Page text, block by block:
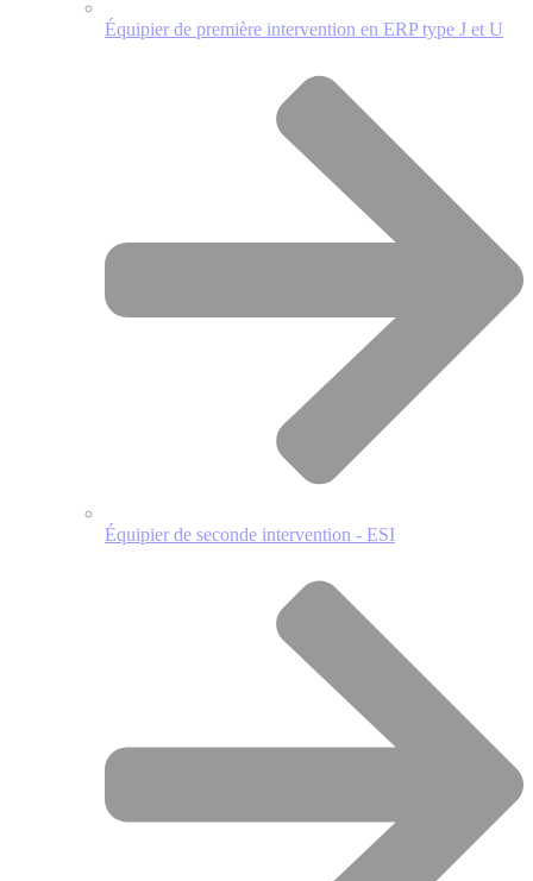
Équipier de première intervention en ERP type J et U
Équipier de seconde intervention - ESI